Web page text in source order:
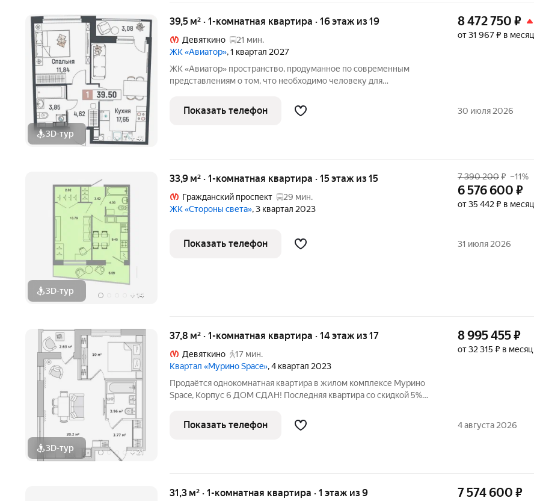
3D-тур + 41
39,5 м² · 1-комнатная квартира · 16 этаж из 19
Девяткино
21 мин.
ЖК «Авиатор», 1 квартал 2027
ЖК «Авиатор» пространство, продуманное по современным
представлениям о том, что необходимо человеку для
сочетает плавные изгибы фасадов и благородную цветовую
палитру. Особенность комплекса
8 472 750 ₽
от 31 967 ₽ в месяц
Показать телефон 30 июля 2026
3D-тур + 14
33,9 м² · 1-комнатная квартира · 15 этаж из 15
Гражданский проспект
29 мин.
ЖК «Стороны света», 3 квартал 2023
7 390 200₽ –11%
6 576 600 ₽
от 35 442 ₽ в месяц
Показать телефон 31 июля 2026
3D-тур +21
37,8 м² · 1-комнатная квартира · 14 этаж из 17
Девяткино
17 мин.
Квартал «Мурино Space», 4 квартал 2023
Продаётся однокомнатная квартира в жилом комплексе Мурино
Space, Корпус 6 ДОМ СДАН! Последняя квартира со скидкой 5%
покупке квартиры без участия агентов дарим сертификат
новосела в
8 995 455₽
от 32 315 ₽ в месяц
Показать телефон 4 августа 2026
31,3 м² · 1-комнатная квартира · 1 этаж из 9 7 574 600 ₽